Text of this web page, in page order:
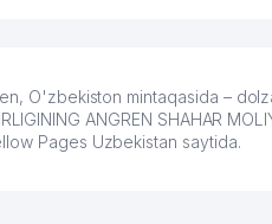
O'zbekiston mintaqasida –
ANGREN SHAHAR
Pages Uzbekistan saytida.